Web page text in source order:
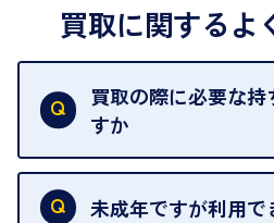
買取に関するよ
買取の際に必要な持
すか
本人確認書類をご用意く
類はこちらをご確認くだ
未成年ですが利用で